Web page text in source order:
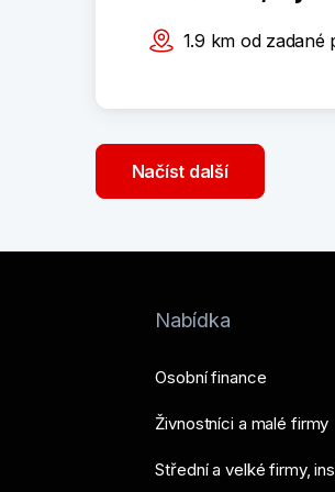
1.9 km od zadané
Načíst další
Nabídka
Osobní finance
Živnostníci a malé firmy
Střední a velké firmy,